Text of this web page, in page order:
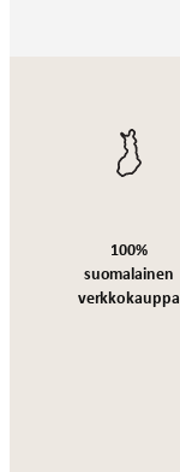
100%
suomalainen
verkkokauppa